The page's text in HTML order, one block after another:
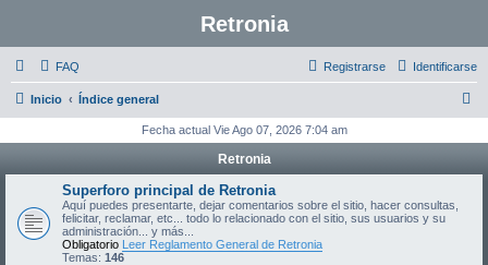
Retronia
FAQ Identificarse
Registrarse
Inicio Índice general
c
Fecha actual Vie Ago 07, 2026 7:04 am
Retronia
Superforo principal de Retronia
Aquí puedes presentarte, dejar comentarios sobre el sitio, hacer consultas,
felicitar, reclamar, etc... todo lo relacionado con el sitio, sus usuarios y su
administración... y más...
Obligatorio Leer Reglamento General de Retronia
Temas: 146